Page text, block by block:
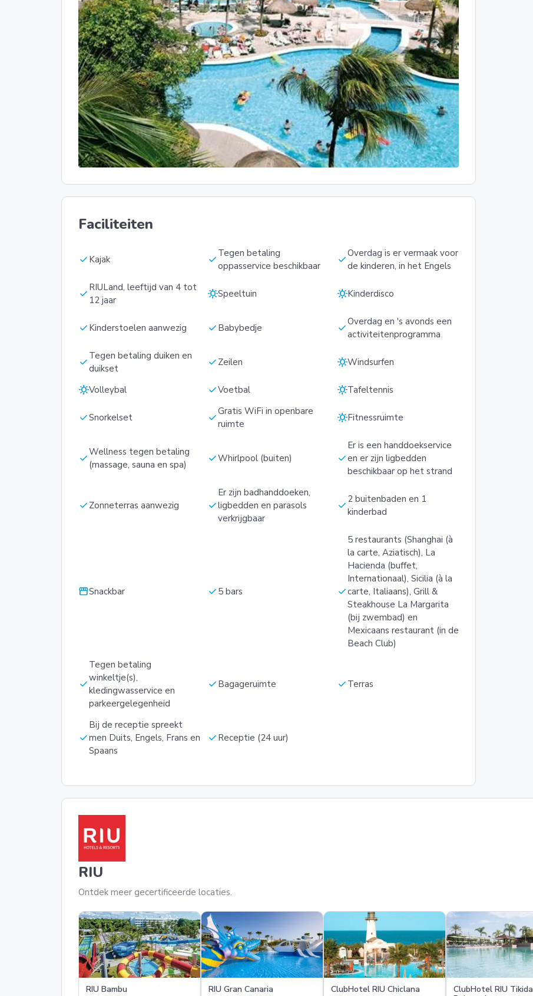
Faciliteiten
check Kajak check Tegen betaling
oppasservice beschikbaar
checkOverdag is er vermaak voor
de kinderen, in het Engels
check RIULand, leeftijd van 4 tot
12 jaar
sunnySpeeltuin sunnyKinderdisco
check Kinderstoelen aanwezig check Babybedje checkOverdag en 's avonds een
activiteitenprogramma
check Tegen betaling duiken en
duikset
check Zeilen sunnyWindsurfen
sunnyVolleybal checkVoetbal sunnyTafeltennis
checkSnorkelset checkGratis WiFi in openbare
ruimte
sunnyFitnessruimte
checkWellness tegen betaling
(massage, sauna en spa)
checkWhirlpool (buiten) check
Er is een handdoekservice
en er zijn ligbedden
beschikbaar op het strand
check Zonneterras aanwezig check
Er zijn badhanddoeken,
ligbedden en parasols
verkrijgbaar
check 2 buitenbaden en 1
kinderbad
storefrontSnackbar check 5 bars check
5 restaurants (Shanghai (à
la carte, Aziatisch), La
Hacienda (buffet,
Internationaal), Sicilia (à la
carte, Italiaans), Grill &
Steakhouse La Margarita
(bij zwembad) en
Mexicaans restaurant (in de
Beach Club)
check
Tegen betaling
winkeltje(s),
kledingwasservice en
parkeergelegenheid
check Bagageruimte check Terras
check
Bij de receptie spreekt
men Duits, Engels, Frans en
Spaans
check Receptie (24 uur)
RIU
Ontdek meer gecertificeerde locaties.
RIU Bambu RIU Gran Canaria ClubHotel RIU Chiclana
ClubHotel RIU Tikida